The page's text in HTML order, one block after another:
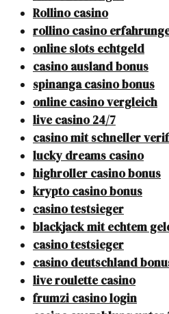
Rollino casino
rollino casino
online slots echtgeld
casino ausland bonus
spinanga casino bonus
online casino vergleich
live casino 24/7
casino mit schneller
lucky dreams casino
highroller casino bonus
krypto casino bonus
casino testsieger
blackjack mit echtem
casino testsieger
casino deutschland
live roulette casino
frumzi casino login